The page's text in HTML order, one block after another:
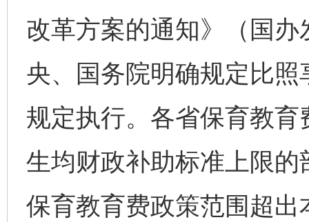
改革方案的通知》（国
央、国务院明确规定比
规定执行。各省保育教
生均财政补助标准上限
保育教育费政策范围超